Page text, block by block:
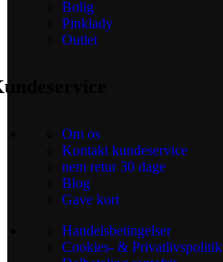
Bolig
Pinklady
Outlet
Om os
Kontakt kundeservice
nem retur 30 dage
Blog
Gave kort
Handelsbetingelser
Cookies- & Privatlivspolitik